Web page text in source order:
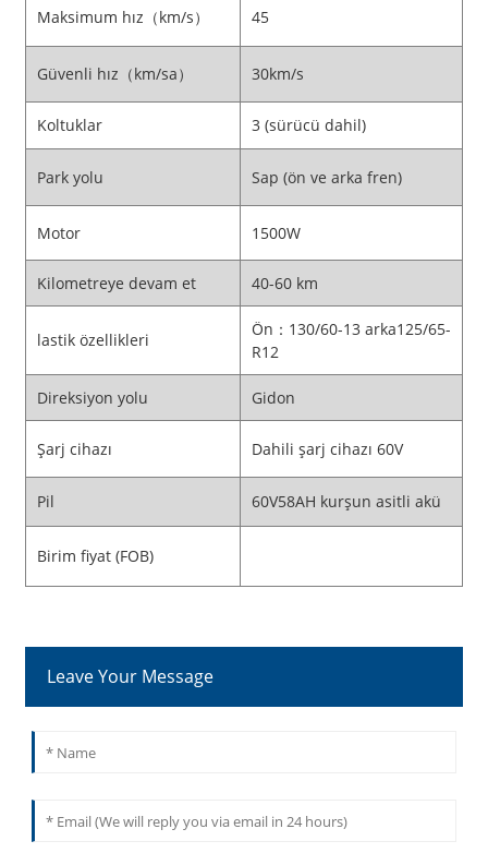
Maksimum hız（km/s） 45
Güvenli hız（km/sa） 30km/s
Koltuklar 3 (sürücü dahil)
Park yolu Sap (ön ve arka fren)
Motor 1500W
Kilometreye devam et 40-60 km
lastik özellikleri
Ön：130/60-13 arka125/65-
R12
Direksiyon yolu Gidon
Şarj cihazı Dahili şarj cihazı 60V
Pil 60V58AH kurşun asitli akü
Birim fiyat (FOB)
Leave Your Message